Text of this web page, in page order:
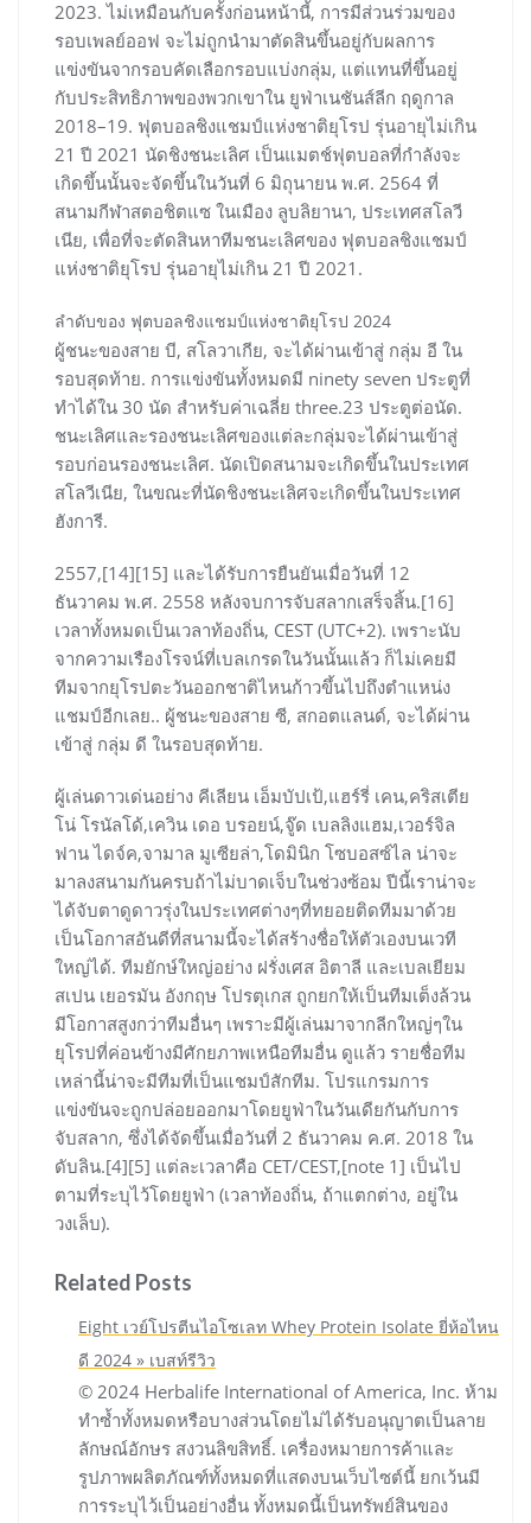
2023. ไม่เหมือนกับครั้งก่อนหน้านี้, การมีส่วนร่วมของ
รอบเพลย์ออฟ จะไม่ถูกนำมาตัดสินขึ้นอยู่กับผลการ
แข่งขันจากรอบคัดเลือกรอบแบ่งกลุ่ม, แต่แทนที่ขึ้นอยู่
กับประสิทธิภาพของพวกเขาใน ยูฟ่าเนชันส์ลีก ฤดูกาล
2018–19. ฟุตบอลชิงแชมป์แห่งชาติยุโรป รุ่นอายุไม่เกิน
21 ปี 2021 นัดชิงชนะเลิศ เป็นแมตช์ฟุตบอลที่กำลังจะ
เกิดขึ้นนั้นจะจัดขึ้นในวันที่ 6 มิถุนายน พ.ศ. 2564 ที่
สนามกีฬาสตอชิตแซ ในเมือง ลูบลิยานา, ประเทศสโลวี
เนีย, เพื่อที่จะตัดสินหาทีมชนะเลิศของ ฟุตบอลชิงแชมป์
แห่งชาติยุโรป รุ่นอายุไม่เกิน 21 ปี 2021.
ลำดับของ ฟุตบอลชิงแชมป์แห่งชาติยุโรป 2024
ผู้ชนะของสาย บี, สโลวาเกีย, จะได้ผ่านเข้าสู่ กลุ่ม อี ใน
รอบสุดท้าย. การแข่งขันทั้งหมดมี ninety seven ประตูที่
ทำได้ใน 30 นัด สำหรับค่าเฉลี่ย three.23 ประตูต่อนัด.
ชนะเลิศและรองชนะเลิศของแต่ละกลุ่มจะได้ผ่านเข้าสู่
รอบก่อนรองชนะเลิศ. นัดเปิดสนามจะเกิดขึ้นในประเทศ
สโลวีเนีย, ในขณะที่นัดชิงชนะเลิศจะเกิดขึ้นในประเทศ
ฮังการี.
2557,[14][15] และได้รับการยืนยันเมื่อวันที่ 12
ธันวาคม พ.ศ. 2558 หลังจบการจับสลากเสร็จสิ้น.[16]
เวลาทั้งหมดเป็นเวลาท้องถิ่น, CEST (UTC+2). เพราะนับ
จากความเรืองโรจน์ที่เบลเกรดในวันนั้นแล้ว ก็ไม่เคยมี
ทีมจากยุโรปตะวันออกชาติไหนก้าวขึ้นไปถึงตำแหน่ง
แชมป์อีกเลย.. ผู้ชนะของสาย ซี, สกอตแลนด์, จะได้ผ่าน
เข้าสู่ กลุ่ม ดี ในรอบสุดท้าย.
ผู้เล่นดาวเด่นอย่าง คีเลียน เอ็มบัปเป้,แฮร์รี่ เคน,คริสเตีย
โน่ โรนัลโด้,เควิน เดอ บรอยน์,จู๊ด เบลลิงแฮม,เวอร์จิล
ฟาน ไดจ์ค,จามาล มูเซียล่า,โดมินิก โซบอสซ์ไล น่าจะ
มาลงสนามกันครบถ้าไม่บาดเจ็บในช่วงซ้อม ปีนี้เราน่าจะ
ได้จับตาดูดาวรุ่งในประเทศต่างๆที่ทยอยติดทีมมาด้วย
เป็นโอกาสอันดีที่สนามนี้จะได้สร้างชื่อให้ตัวเองบนเวที
ใหญ่ได้. ทีมยักษ์ใหญ่อย่าง ฝรั่งเศส อิตาลี และเบลเยียม
สเปน เยอรมัน อังกฤษ โปรตุเกส ถูกยกให้เป็นทีมเต็งล้วน
มีโอกาสสูงกว่าทีมอื่นๆ เพราะมีผู้เล่นมาจากลีกใหญ่ๆใน
ยุโรปที่ค่อนข้างมีศักยภาพเหนือทีมอื่น ดูแล้ว รายชื่อทีม
เหล่านี้น่าจะมีทีมที่เป็นแชมป์สักทีม. โปรแกรมการ
แข่งขันจะถูกปล่อยออกมาโดยยูฟ่าในวันเดียกันกับการ
จับสลาก, ซึ่งได้จัดขึ้นเมื่อวันที่ 2 ธันวาคม ค.ศ. 2018 ใน
ดับลิน.[4][5] แต่ละเวลาคือ CET/CEST,[note 1] เป็นไป
ตามที่ระบุไว้โดยยูฟ่า (เวลาท้องถิ่น, ถ้าแตกต่าง, อยู่ใน
วงเล็บ).
Related Posts
Eight เวย์โปรตีนไอโซเลท Whey Protein Isolate ยี่ห้อไหน
ดี 2024 » เบสท์รีวิว
© 2024 Herbalife International of America, Inc. ห้าม
ทำซ้ำทั้งหมดหรือบางส่วนโดยไม่ได้รับอนุญาตเป็นลาย
ลักษณ์อักษร สงวนลิขสิทธิ์. เครื่องหมายการค้าและ
รูปภาพผลิตภัณฑ์ทั้งหมดที่แสดงบนเว็บไซต์นี้ ยกเว้นมี
การระบุไว้เป็นอย่างอื่น ทั้งหมดนี้เป็นทรัพย์สินของ